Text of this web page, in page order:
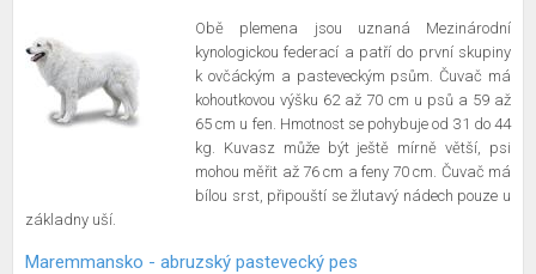
Obě plemena jsou uznaná Mezinárodní
kynologickou federací a patří do první skupiny
k ovčáckým a pasteveckým psům. Čuvač má
kohoutkovou výšku 62 až 70 cm u psů a 59 až
65 cm u fen. Hmotnost se pohybuje od 31 do 44
kg. Kuvasz může být ještě mírně větší, psi
mohou měřit až 76 cm a feny 70 cm. Čuvač má
bílou srst, připouští se žlutavý nádech pouze u
základny uší.
Maremmansko - abruzský pastevecký pes